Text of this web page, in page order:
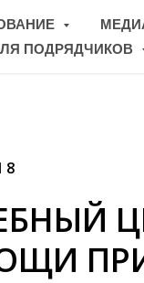
ПОДРЯДЧИКОВ